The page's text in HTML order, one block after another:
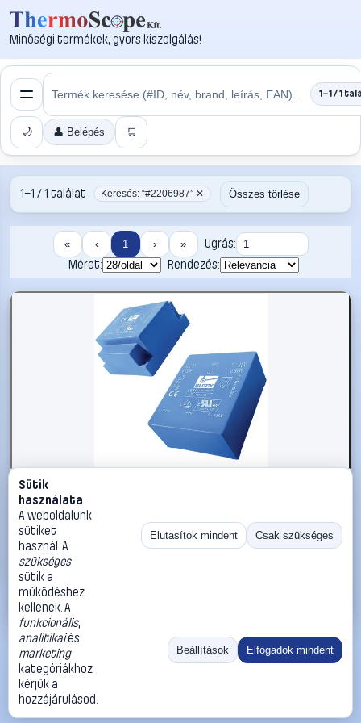
Minőségi termékek, gyors kiszolgálás!
1–1 / 1
🌙 👤 Belépés 🛒
1–1 / 1 találat Keresés: “#2206987” ✕ Összes törlése
« ‹ 1 › »
Ugrás:
Méret:
Rendezés:
#2206987
BLOCK FL 24/9 Lapos transzformátor 2 x 115 V/AC 2 x 9
V/AC 24 VA
BLOCK Hálózati transzformátorok
18 990 Ft
Kosárba
«
Ugrás:
Méret:
Rendezés:
©2026
ThermoScope
ÁSZF
Cégbemutató
Sütik
használata
A weboldalunk
sütiket
használ. A
szükséges
sütik a
működéshez
kellenek. A
funkcionális,
analitikaiés
marketing
kategóriákhoz
kérjük a
hozzájárulásod.
Elutasítok mindent Csak szükséges
Beállítások Elfogadok mindent